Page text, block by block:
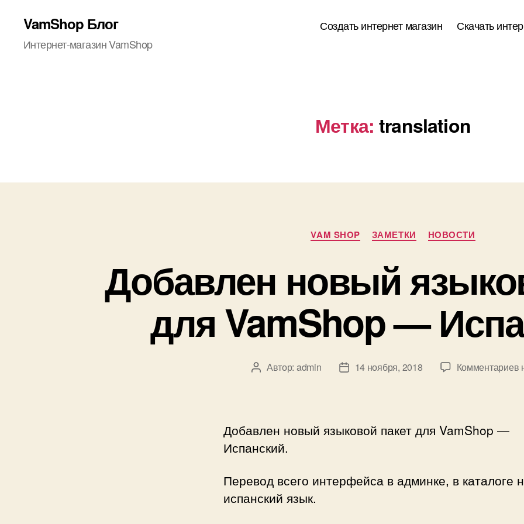
VamShop Блог
Интернет-магазин VamShop
Создать интернет магазин Скачать
Метка: translation
Рубрики
VAM SHOP ЗАМЕТКИ НОВОСТИ
Добавлен новый
для VamShop —
Автор
Автор: admin
Дата14 ноября, 2018 Комментариевк
Добавлен новый языковой пакет для VamShop —
Испанский.
Перевод всего интерфейса в админке, в каталоге
испанский язык.